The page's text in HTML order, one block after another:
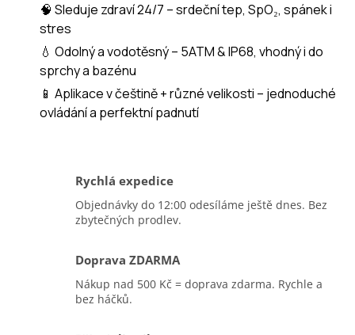
🧠 Sleduje zdraví 24/7 – srdeční tep, SpO₂, spánek i
stres
💧 Odolný a vodotěsný – 5ATM & IP68, vhodný i do
sprchy a bazénu
📱 Aplikace v češtině + různé velikosti – jednoduché
ovládání a perfektní padnutí
Rychlá expedice
Objednávky do 12:00 odesíláme ještě dnes. Bez
zbytečných prodlev.
Doprava ZDARMA
Nákup nad 500 Kč = doprava zdarma. Rychle a
bez háčků.